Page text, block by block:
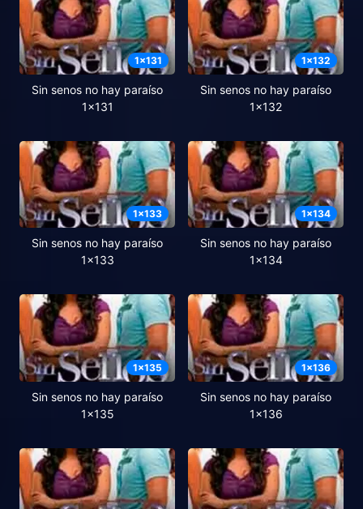
1x131
Sin senos no hay paraíso
1x131
1x132
Sin senos no hay paraíso
1x132
1x133
Sin senos no hay paraíso
1x133
1x134
Sin senos no hay paraíso
1x134
1x135
Sin senos no hay paraíso
1x135
1x136
Sin senos no hay paraíso
1x136